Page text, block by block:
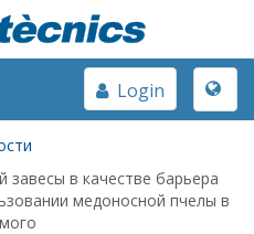
Toggle
Login
в качестве барьера
медоносной пчелы в